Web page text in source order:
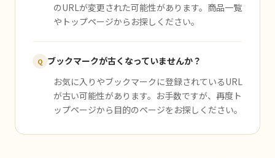
のURLが変更された可能性があります。商品一覧
やトップページからお探しください。
Q ブックマークが古くなっていませんか？
お気に入りやブックマークに登録されているURL
が古い可能性があります。お手数ですが、再度ト
ップページから目的のページをお探しください。